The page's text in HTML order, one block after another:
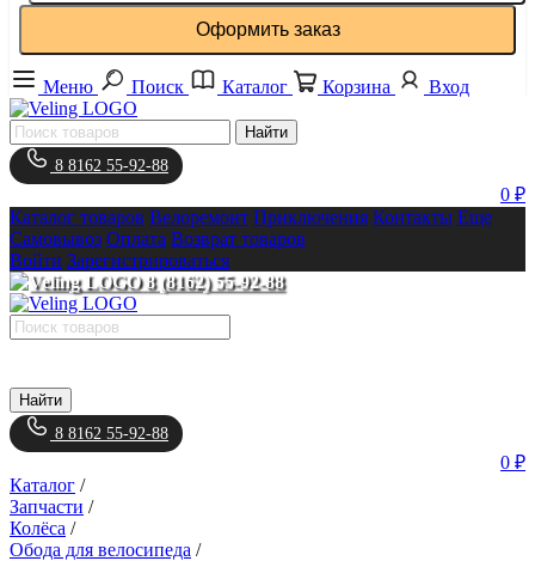
Оформить заказ
Меню Поиск Каталог Корзина Вход
Найти
8 8162 55-92-88
0 ₽
Каталог товаров Велоремонт Приключения Контакты Еще
Самовывоз Оплата Возврат товаров
Войти Зарегистрироваться
8 (8162) 55-92-88
Найти
8 8162 55-92-88
0 ₽
Каталог /
Запчасти /
Колёса /
Обода для велосипеда /